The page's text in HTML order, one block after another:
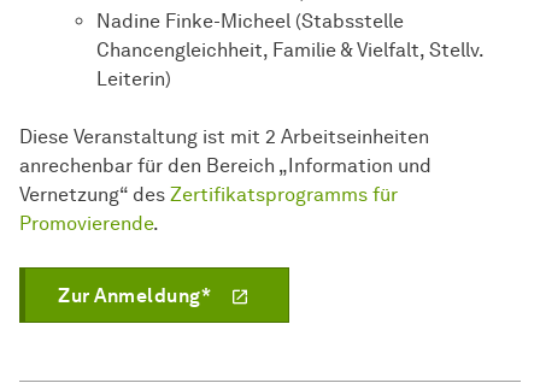
Nadine Finke-Micheel (Stabsstelle
Chancengleichheit, Familie & Vielfalt, Stellv.
Leiterin)
Diese Veranstaltung ist mit 2 Arbeitseinheiten
anrechenbar für den Bereich „Information und
Vernetzung“ des Zertifikatsprogramms für
Promovierende.
Zur Anmeldung*